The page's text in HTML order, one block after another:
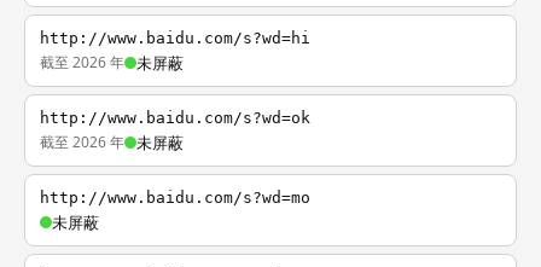
http://www.baidu.com/s?wd=hi
截至 2026 年 未屏蔽
http://www.baidu.com/s?wd=ok
截至 2026 年 未屏蔽
http://www.baidu.com/s?wd=mo
未屏蔽